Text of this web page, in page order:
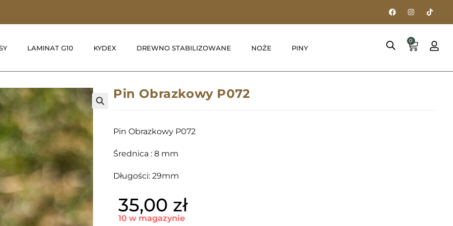
LAMINAT G10 KYDEX DREWNO STABILIZOWANE NOŻE PINY
0
Pin Obrazkowy P072
Pin Obrazkowy P072
Średnica : 8 mm
Długości: 29mm
35,00 zł
10 w magazynie